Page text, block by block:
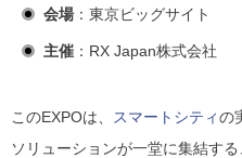
会場 ：東京ビッグサイト
主催 ：RX Japan株式会社
このEXPOは、 スマートシティの
ソリューションが一堂に集結す